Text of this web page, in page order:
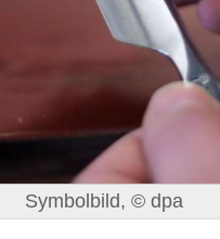
Symbolbild, © dpa